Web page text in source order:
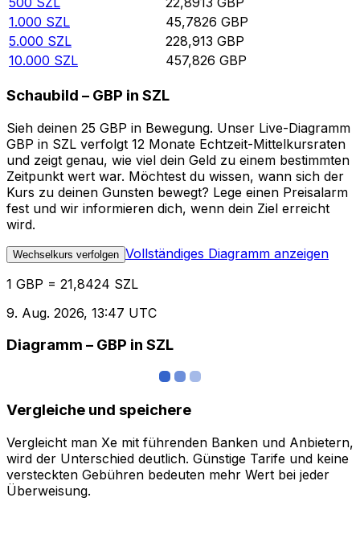
1.000 SZL 45,7826 GBP
5.000 SZL 228,913 GBP
10.000 SZL 457,826 GBP
Schaubild – GBP in SZL
Sieh deinen 25 GBP in Bewegung. Unser Live-Diagramm
GBP in SZL verfolgt 12 Monate Echtzeit-Mittelkursraten
und zeigt genau, wie viel dein Geld zu einem bestimmten
Zeitpunkt wert war. Möchtest du wissen, wann sich der
Kurs zu deinen Gunsten bewegt? Lege einen Preisalarm
fest und wir informieren dich, wenn dein Ziel erreicht
wird.
Wechselkurs verfolgen Vollständiges Diagramm anzeigen
1 GBP = 21,8424 SZL
9. Aug. 2026, 13:47 UTC
Diagramm – GBP in SZL
Vergleiche und speichere
Vergleicht man Xe mit führenden Banken und Anbietern,
wird der Unterschied deutlich. Günstige Tarife und keine
versteckten Gebühren bedeuten mehr Wert bei jeder
Überweisung.